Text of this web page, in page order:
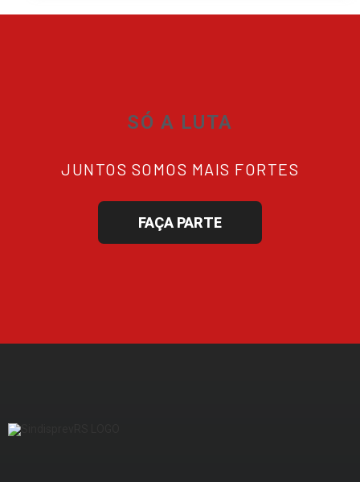
SÓ A LUTA
JUNTOS SOMOS MAIS FORTES
FAÇA PARTE